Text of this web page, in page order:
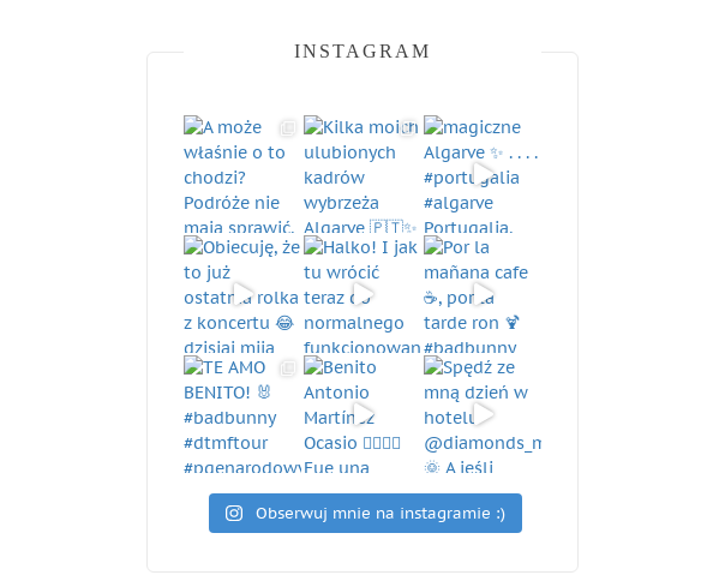
INSTAGRAM
Obserwuj mnie na instagramie :)